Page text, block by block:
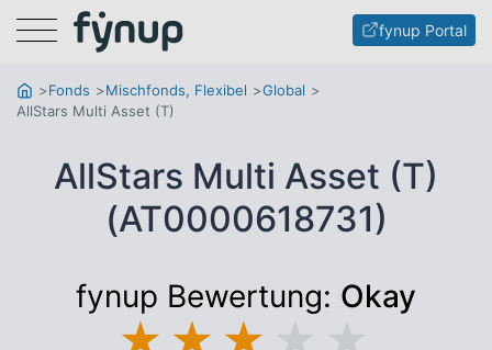
Menu fynup Portal
Fonds Mischfonds, Flexibel
Global
AllStars Multi Asset (T)
AllStars Multi Asset (T)
(AT0000618731)
fynup Bewertung: Okay